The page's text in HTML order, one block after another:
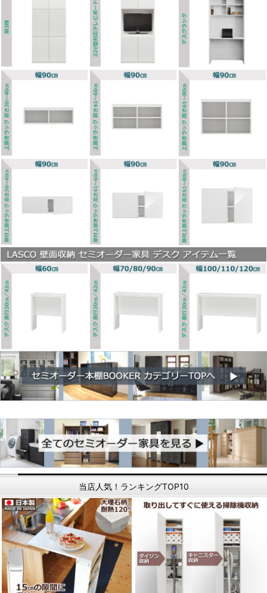
当店人気！ランキングTOP10